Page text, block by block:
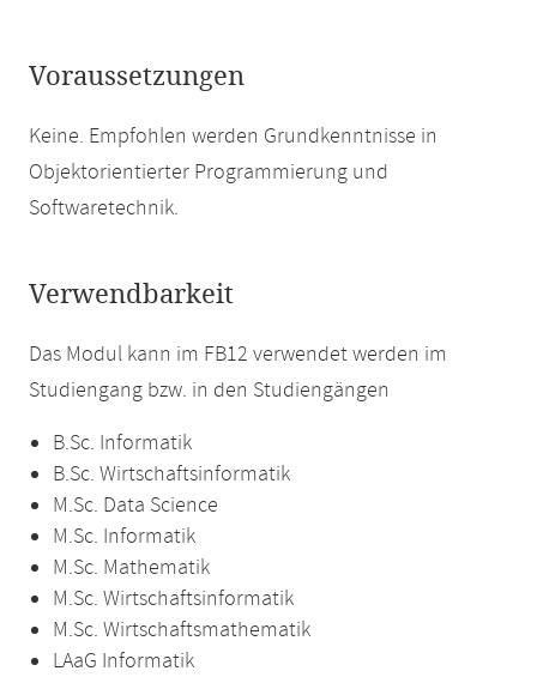
Voraussetzungen
Keine. Empfohlen werden Grundkenntnisse in
Objektorientierter Programmierung und
Softwaretechnik.
Verwendbarkeit
Das Modul kann im FB12 verwendet werden im
Studiengang bzw. in den Studiengängen
B.Sc. Informatik
B.Sc. Wirtschaftsinformatik
M.Sc. Data Science
M.Sc. Informatik
M.Sc. Mathematik
M.Sc. Wirtschaftsinformatik
M.Sc. Wirtschaftsmathematik
LAaG Informatik